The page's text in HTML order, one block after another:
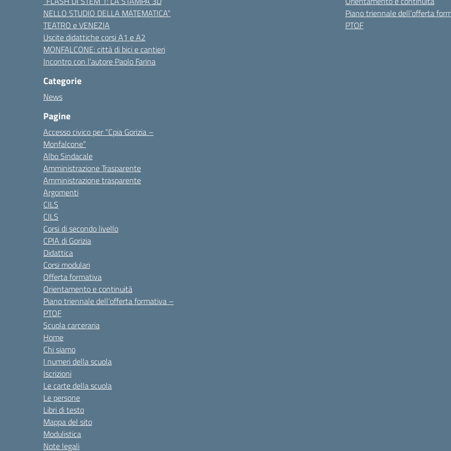
NELLO STUDIO DELLA MATEMATICA”
TEATRO e VENEZIA
Uscite didattiche corsi A1 e A2
MONFALCONE: città di bici e cantieri
Incontro con l’autore Paolo Farina
Categorie
News
Pagine
Accesso civico per “Cpia Gorizia –
Monfalcone”
Albo Sindacale
Amministrazione Trasparente
Amministrazione trasparente
Argomenti
CILS
CILS
Corsi di secondo livello
CPIA di Gorizia
Didattica
Corsi modulari
Offerta formativa
Orientamento e continuità
Piano triennale dell’offerta formativa –
PTOF
Scuola carceraria
Home
Chi siamo
I numeri della scuola
Iscrizioni
Le carte della scuola
Le persone
Libri di testo
Mappa del sito
Modulistica
Note legali
Piano triennale dell’offerta
PTOF